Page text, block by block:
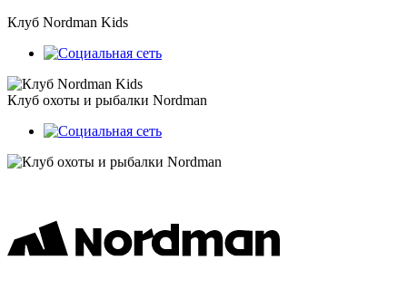
Клуб Nordman Kids
Клуб охоты и рыбалки Nordman